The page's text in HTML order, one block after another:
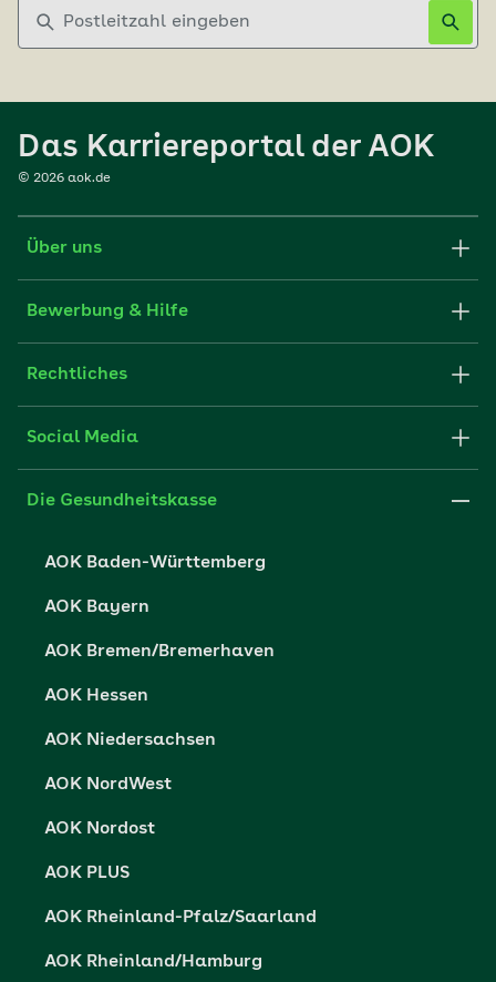
Das Karriereportal der AOK
© 2026 aok.de
Über uns
Karriere-Startseite
Unsere Kultur
Bewerbung & Hilfe
Stellenangebote
Rechtliches
Impressum
Datenschutzrechte
Barrierefreiheit
Barriere melden
Social Media
Die Gesundheitskasse
AOK Baden-Württemberg
AOK Bayern
AOK Bremen/Bremerhaven
AOK Hessen
AOK Niedersachsen
AOK NordWest
AOK Nordost
AOK PLUS
AOK Rheinland-Pfalz/Saarland
AOK Rheinland/Hamburg